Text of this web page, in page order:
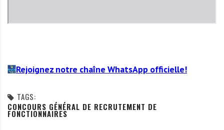
Rejoignez notre chaîne WhatsApp officielle!
TAGS:
CONCOURS GÉNÉRAL DE RECRUTEMENT DE
FONCTIONNAIRES